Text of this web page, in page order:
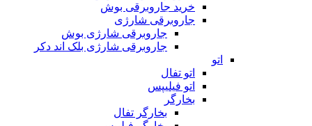
خرید جاروبرقی بوش
جاروبرقی شارژی
جاروبرقی شارژی بوش
جاروبرقی شارژی بلک اند دکر
اتو
اتو تفال
اتو فیلیپس
بخارگر
بخارگر تفال